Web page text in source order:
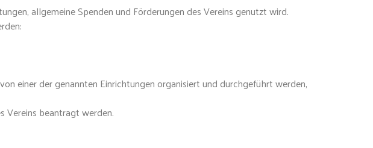
allgemeine Spenden und Förderungen des Vereins genutzt wird.
einer der genannten Einrichtungen organisiert und durchgeführt werden,
Vereins beantragt werden.